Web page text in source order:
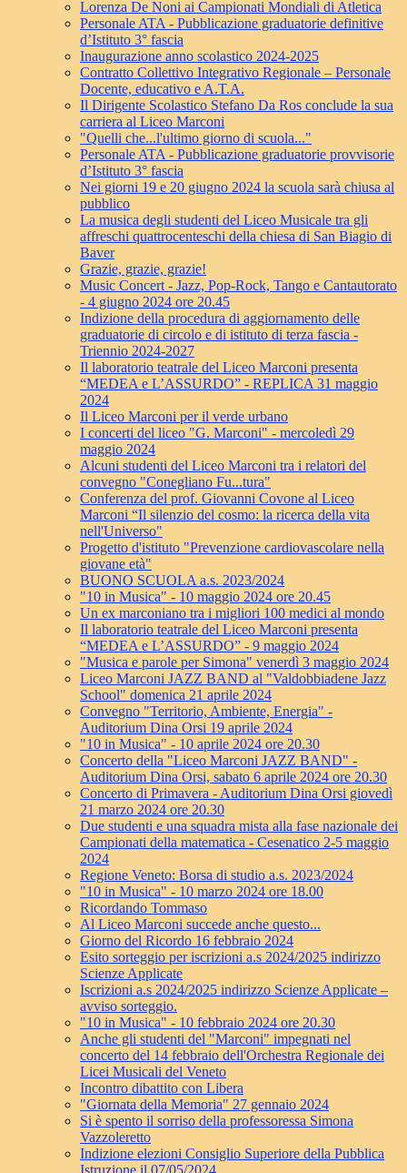
Lorenza De Noni ai Campionati Mondiali di Atletica
Personale ATA - Pubblicazione graduatorie definitive
d’Istituto 3° fascia
Inaugurazione anno scolastico 2024-2025
Contratto Collettivo Integrativo Regionale – Personale
Docente, educativo e A.T.A.
Il Dirigente Scolastico Stefano Da Ros conclude la sua
carriera al Liceo Marconi
"Quelli che...l'ultimo giorno di scuola..."
Personale ATA - Pubblicazione graduatorie provvisorie
d’Istituto 3° fascia
Nei giorni 19 e 20 giugno 2024 la scuola sarà chiusa al
pubblico
La musica degli studenti del Liceo Musicale tra gli
affreschi quattrocenteschi della chiesa di San Biagio di
Baver
Grazie, grazie, grazie!
Music Concert - Jazz, Pop-Rock, Tango e Cantautorato
- 4 giugno 2024 ore 20.45
Indizione della procedura di aggiornamento delle
graduatorie di circolo e di istituto di terza fascia -
Triennio 2024-2027
Il laboratorio teatrale del Liceo Marconi presenta
“MEDEA e L’ASSURDO” - REPLICA 31 maggio
2024
Il Liceo Marconi per il verde urbano
I concerti del liceo "G. Marconi" - mercoledì 29
maggio 2024
Alcuni studenti del Liceo Marconi tra i relatori del
convegno "Conegliano Fu...tura"
Conferenza del prof. Giovanni Covone al Liceo
Marconi “Il silenzio del cosmo: la ricerca della vita
nell'Universo"
Progetto d'istituto "Prevenzione cardiovascolare nella
giovane età"
BUONO SCUOLA a.s. 2023/2024
"10 in Musica" - 10 maggio 2024 ore 20.45
Un ex marconiano tra i migliori 100 medici al mondo
Il laboratorio teatrale del Liceo Marconi presenta
“MEDEA e L’ASSURDO” - 9 maggio 2024
"Musica e parole per Simona" venerdì 3 maggio 2024
Liceo Marconi JAZZ BAND al "Valdobbiadene Jazz
School" domenica 21 aprile 2024
Convegno "Territorio, Ambiente, Energia" -
Auditorium Dina Orsi 19 aprile 2024
"10 in Musica" - 10 aprile 2024 ore 20.30
Concerto della "Liceo Marconi JAZZ BAND" -
Auditorium Dina Orsi, sabato 6 aprile 2024 ore 20.30
Concerto di Primavera - Auditorium Dina Orsi giovedì
21 marzo 2024 ore 20.30
Due studenti e una squadra mista alla fase nazionale dei
Campionati della matematica - Cesenatico 2-5 maggio
2024
Regione Veneto: Borsa di studio a.s. 2023/2024
"10 in Musica" - 10 marzo 2024 ore 18.00
Ricordando Tommaso
Al Liceo Marconi succede anche questo...
Giorno del Ricordo 16 febbraio 2024
Esito sorteggio per iscrizioni a.s 2024/2025 indirizzo
Scienze Applicate
Iscrizioni a.s 2024/2025 indirizzo Scienze Applicate –
avviso sorteggio.
"10 in Musica" - 10 febbraio 2024 ore 20.30
Anche gli studenti del "Marconi" impegnati nel
concerto del 14 febbraio dell'Orchestra Regionale dei
Licei Musicali del Veneto
Incontro dibattito con Libera
"Giornata della Memoria" 27 gennaio 2024
Si è spento il sorriso della professoressa Simona
Vazzoleretto
Indizione elezioni Consiglio Superiore della Pubblica